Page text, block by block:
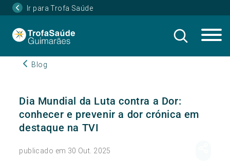
Ir para Trofa Saúde
Blog
Dia Mundial da Luta contra a Dor:
conhecer e prevenir a dor crónica em
destaque na TVI
publicado em 30 Out. 2025